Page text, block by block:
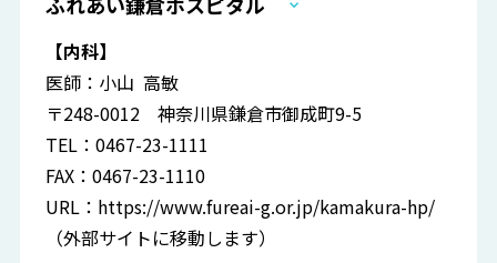
【内科】
医師：小山 高敏
〒248-0012 神奈川県鎌倉市御成町9-5
TEL：0467-23-1111
FAX：0467-23-1110
URL： https://www.fureai-g.or.jp/kamakura-hp/
（外部サイトに移動します）